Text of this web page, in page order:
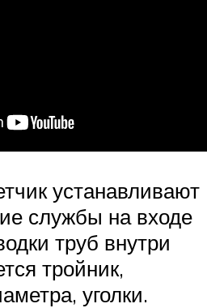
устанавливают
службы на входе
труб внутри
тройник,
уголки.